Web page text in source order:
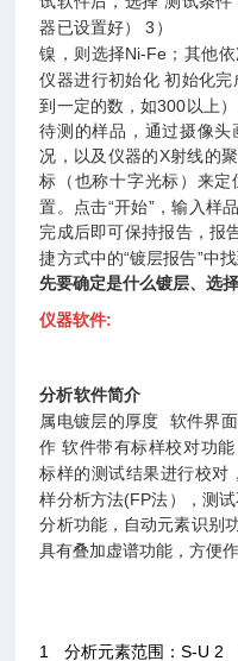
器已设置好）
3）
镍，则选择Ni-Fe；其他
仪器进行初始化 初始化完
到一定的数，如300以上）
待测的样品，通过摄像
况，以及仪器的X射线的
标（也称十字光标）来
置。
点击“开始”，输入样
完成后即可保持报告，报
捷方式中的“镀层报告”中找
先要确定是什么镀层、选
仪器软件:
分析软件
属电镀层的厚度
软件界
作 软件带有标样校对功
标样的测试结果进行校对
样分析方法(FP法），测
分析功能，自动元素识别
具有叠加虚谱功能，方便
1 分析元素范围：S-U 2